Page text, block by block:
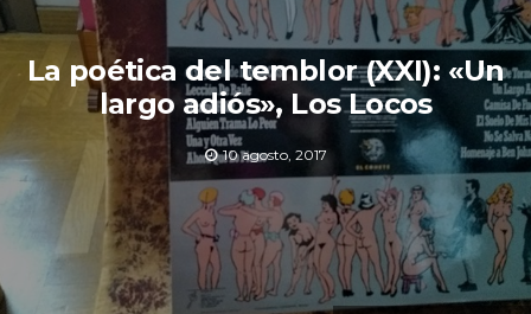
La poética del temblor (XXI): «Un
largo adiós», Los Locos
10 agosto, 2017